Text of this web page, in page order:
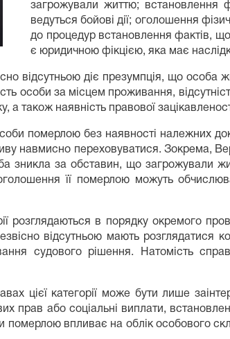
загрожували життю; встановлення
ведуться бойові дії; оголошення
до процедур встановлення фактів,
є юридичною фікцією, яка має
відсутньою діє презумпція, що особа
особи за місцем проживання,
а також наявність правової
померлою без наявності належних
навмисно переховуватися. Зокрема,
зникла за обставин, що загрожували
її померлою можуть
розглядаються в порядку окремого
відсутньою мають розглядатися
судового рішення. Натомість
цієї категорії може бути лише
прав або соціальні виплати,
померлою впливає на облік особового